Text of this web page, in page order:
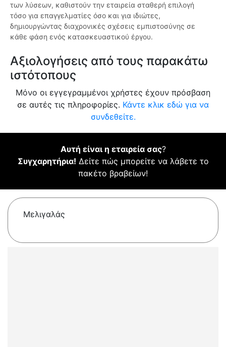
των λύσεων, καθιστούν την εταιρεία σταθερή επιλογή
τόσο για επαγγελματίες όσο και για ιδιώτες,
δημιουργώντας διαχρονικές σχέσεις εμπιστοσύνης σε
κάθε φάση ενός κατασκευαστικού έργου.
Αξιολογήσεις από τους παρακάτω
ιστότοπους
Μόνο οι εγγεγραμμένοι χρήστες έχουν πρόσβαση
σε αυτές τις πληροφορίες. Κάντε κλικ εδώ για να
συνδεθείτε.
Αυτή είναι η εταιρεία σας?
Συγχαρητήρια! Δείτε πώς μπορείτε να λάβετε το
πακέτο βραβείων!
Μελιγαλάς